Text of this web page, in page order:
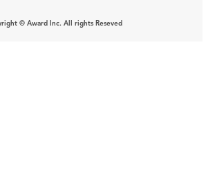
© Award Inc. All rights Reseved